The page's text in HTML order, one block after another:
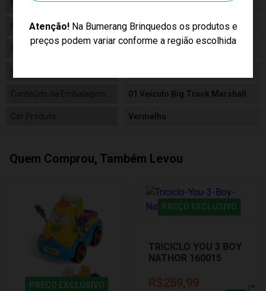
Atenção!Na Bumerang Brinquedos os produtos e
preços podem variar conforme a região escolhida
Fabricante Sunny
Código 3248
Código de Barras 7899573632489
Composição
Conteúdo da Embalagem 01 Veículo Big Truck Marshall
Cor Produto Vermelho
Quem Comprou, Também Levou
PREÇO EXCLUSIVO
PREÇO EXCLUSIVO
TRICICLO YOU 3 BOY
NATHOR 160015
R$259,99